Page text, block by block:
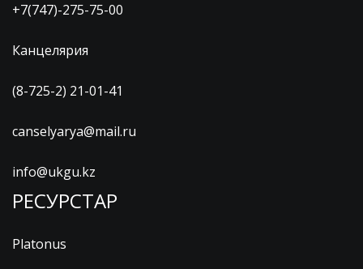
+7(747)-275-75-00
Канцелярия
(8-725-2) 21-01-41
canselyarya@mail.ru
info@ukgu.kz
РЕСУРСТАР
Platonus